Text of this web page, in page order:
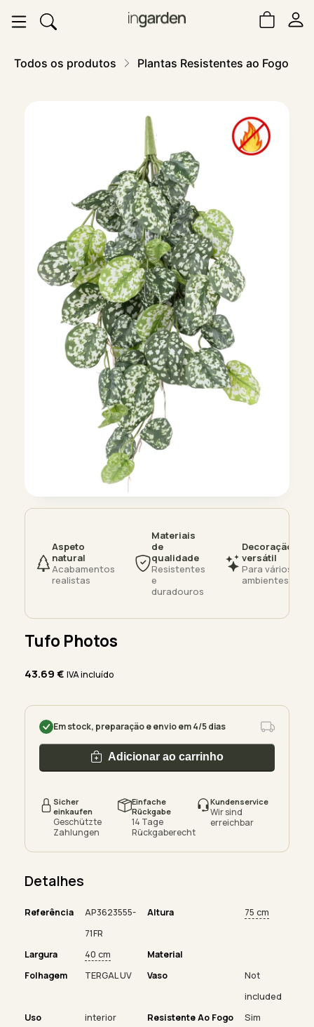
Todos os produtos Plantas Resistentes ao Fogo
Aspeto
natural
Acabamentos
realistas
Materiais
de
qualidade
Resistentes
e
duradouros
Decoração
versátil
Para vários
ambientes
Tufo Photos
43.69€ IVA incluído
Em stock, preparação e envio em 4/5 dias
Adicionar ao carrinho
Sicher
einkaufen
Geschützte
Zahlungen
Einfache
Rückgabe
14 Tage
Rückgaberecht
Kundenservice
Wir sind
erreichbar
Detalhes
Referência
AP3623555-
71FR
Altura 75 cm
Largura 40 cm
Material
Folhagem
TERGAL UV Vaso
Not
included
Uso
interior Resistente Ao Fogo Sim